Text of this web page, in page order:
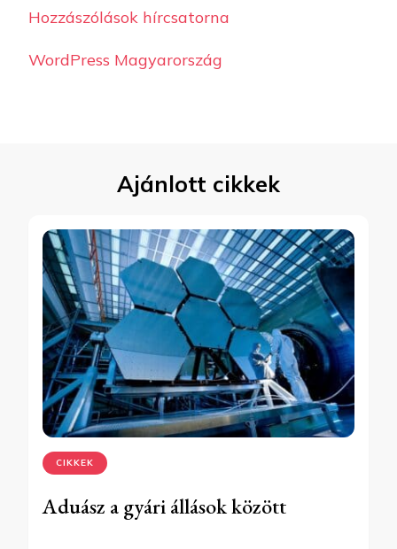
Hozzászólások hírcsatorna
WordPress Magyarország
Ajánlott cikkek
CIKKEK
Aduász a gyári állások között